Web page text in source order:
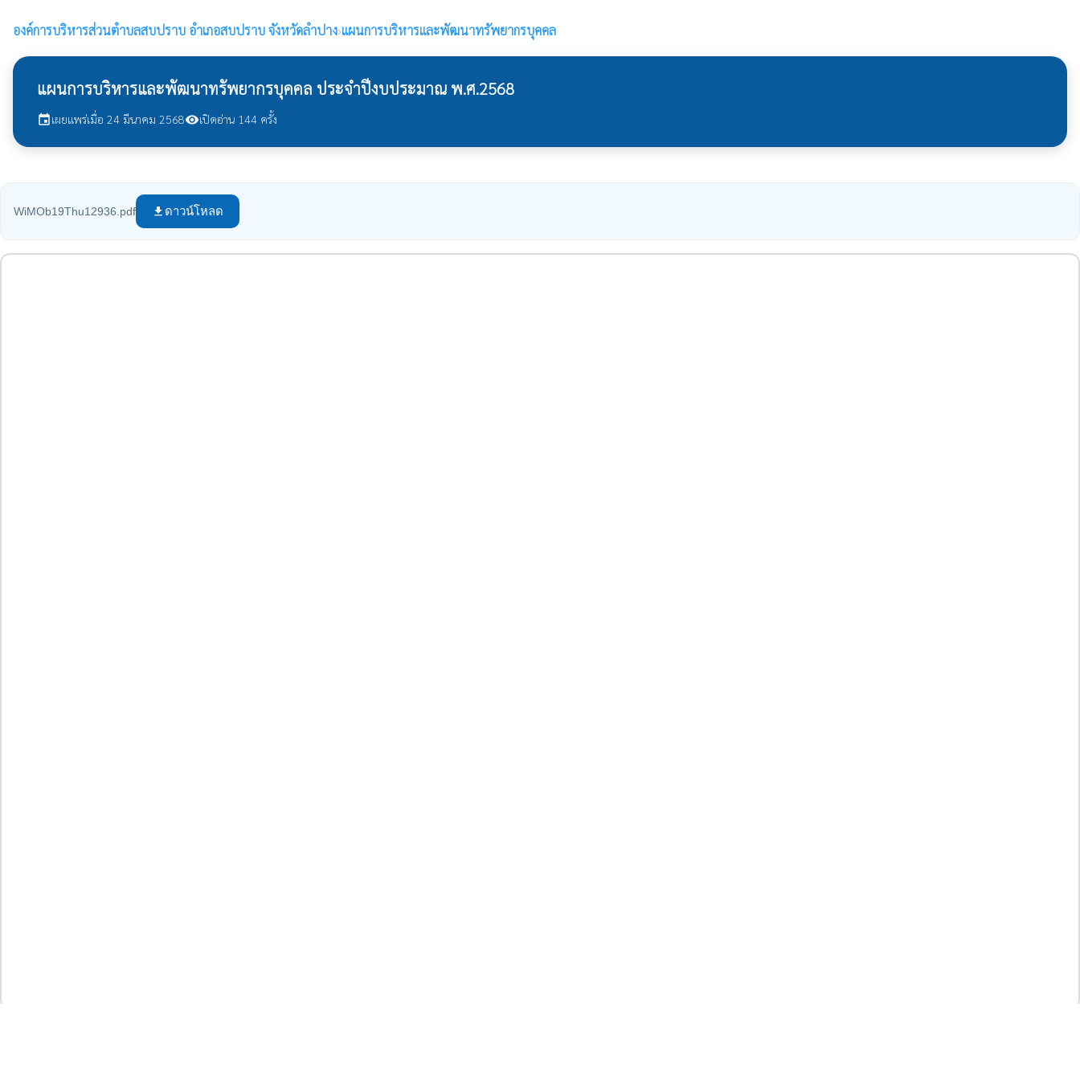
องค์การบริหารส่วนตำบลสบปราบ อำเภอสบปราบ จังหวัดลำปาง›แผนการบริหารและพัฒนาทรัพยากรบุคคล
แผนการบริหารและพัฒนาทรัพยากรบุคคล ประจำปีงบประมาณ พ.ศ.2568
eventเผยแพร่เมื่อ 24 มีนาคม 2568visibilityเปิดอ่าน 144 ครั้ง
WiMOb19Thu12936.pdf file_download ดาวน์โหลด